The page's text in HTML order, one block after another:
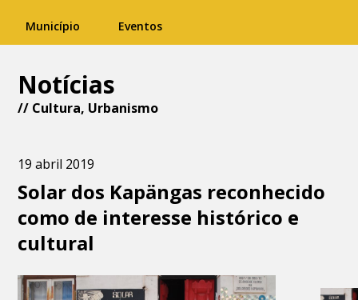
Município Eventos
Notícias
// Cultura, Urbanismo
19 abril 2019
Solar dos Kapängas reconhecido
como de interesse histórico e
cultural